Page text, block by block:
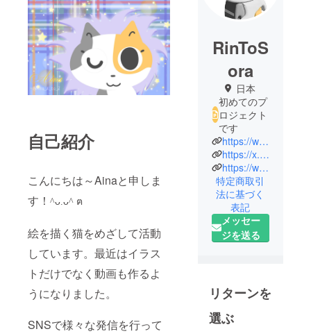
自己紹介
こんにちは～Ainaと申しま
す！ ^ᴗ.ᴗ^︎ ฅ
絵を描く猫をめざして活動
しています。最近はイラス
トだけでなく動画も作るよ
うになりました。
SNSで様々な発信を行って
RinToS
ora
日本
初めてのプ
ロジェクト
です
https://www.tiktok.com/@aina_a_to_z
https://x.com/Aina_A_to_Z
https://www.instagram.com/aina_a_to_z/
特定商取引
法に基づく
表記
メッセー
ジを送る
リターンを
選ぶ